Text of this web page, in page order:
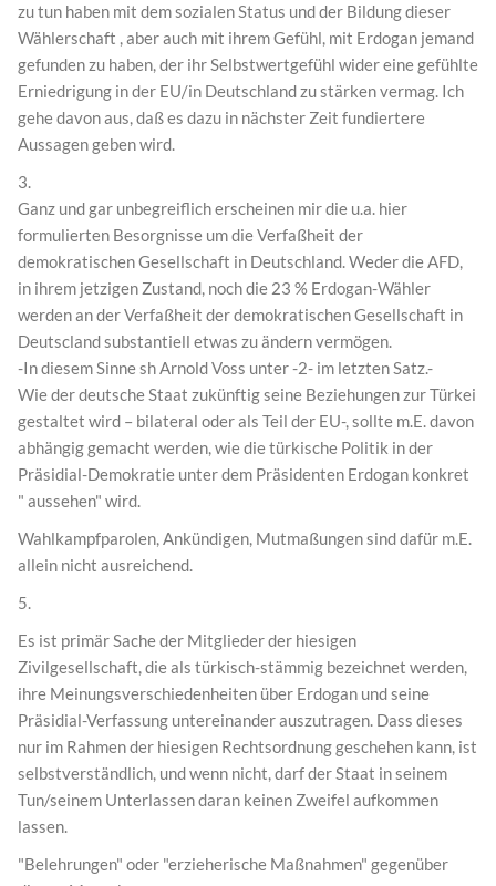
zu tun haben mit dem sozialen Status und der Bildung dieser
Wählerschaft , aber auch mit ihrem Gefühl, mit Erdogan jemand
gefunden zu haben, der ihr Selbstwertgefühl wider eine gefühlte
Erniedrigung in der EU/in Deutschland zu stärken vermag. Ich
gehe davon aus, daß es dazu in nächster Zeit fundiertere
Aussagen geben wird.
3.
Ganz und gar unbegreiflich erscheinen mir die u.a. hier
formulierten Besorgnisse um die Verfaßheit der
demokratischen Gesellschaft in Deutschland. Weder die AFD,
in ihrem jetzigen Zustand, noch die 23 % Erdogan-Wähler
werden an der Verfaßheit der demokratischen Gesellschaft in
Deutscland substantiell etwas zu ändern vermögen.
-In diesem Sinne sh Arnold Voss unter -2- im letzten Satz.-
Wie der deutsche Staat zukünftig seine Beziehungen zur Türkei
gestaltet wird – bilateral oder als Teil der EU-, sollte m.E. davon
abhängig gemacht werden, wie die türkische Politik in der
Präsidial-Demokratie unter dem Präsidenten Erdogan konkret
" aussehen" wird.
Wahlkampfparolen, Ankündigen, Mutmaßungen sind dafür m.E.
allein nicht ausreichend.
5.
Es ist primär Sache der Mitglieder der hiesigen
Zivilgesellschaft, die als türkisch-stämmig bezeichnet werden,
ihre Meinungsverschiedenheiten über Erdogan und seine
Präsidial-Verfassung untereinander auszutragen. Dass dieses
nur im Rahmen der hiesigen Rechtsordnung geschehen kann, ist
selbstverständlich, und wenn nicht, darf der Staat in seinem
Tun/seinem Unterlassen daran keinen Zweifel aufkommen
lassen.
"Belehrungen" oder "erzieherische Maßnahmen" gegenüber